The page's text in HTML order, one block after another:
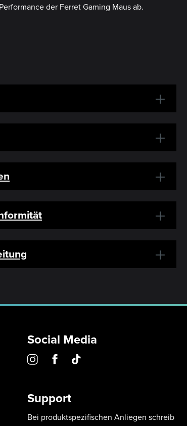
der Ferret Gaming Maus ab.
Social Media
Support
Bei produktspezifischen Anliegen schreib